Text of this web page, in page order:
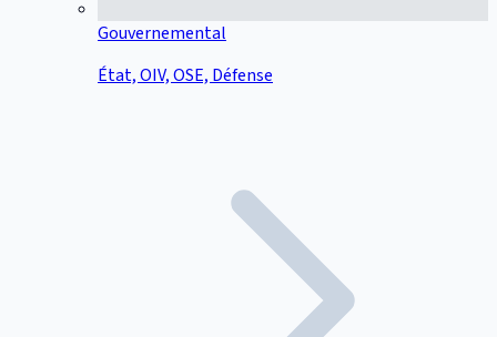
Gouvernemental
État, OIV, OSE, Défense